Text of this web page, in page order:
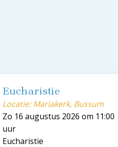
Eucharistie
Locatie: Mariakerk, Bussum
Zo 16 augustus 2026 om 11:00
uur
Eucharistie